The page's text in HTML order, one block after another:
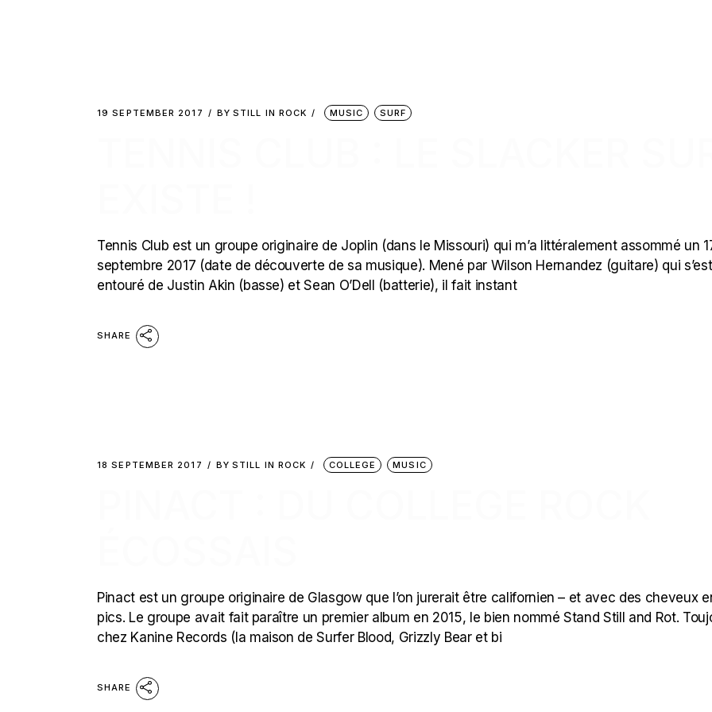
19 SEPTEMBER 2017 BY STILL IN ROCK MUSIC SURF
Tennis Club est un groupe originaire de Joplin (dans le Missouri) qui m’a littéralement assommé un
septembre 2017 (date de découverte de sa musique). Mené par Wilson Hernandez (guitare) qui s’est
entouré de Justin Akin (basse) et Sean O’Dell (batterie), il fait instant
SHARE
18 SEPTEMBER 2017 BY STILL IN ROCK COLLEGE MUSIC
Pinact est un groupe originaire de Glasgow que l’on jurerait être californien – et avec des cheveux
pics. Le groupe avait fait paraître un premier album en 2015, le bien nommé Stand Still and Rot.
chez Kanine Records (la maison de Surfer Blood, Grizzly Bear et bi
SHARE